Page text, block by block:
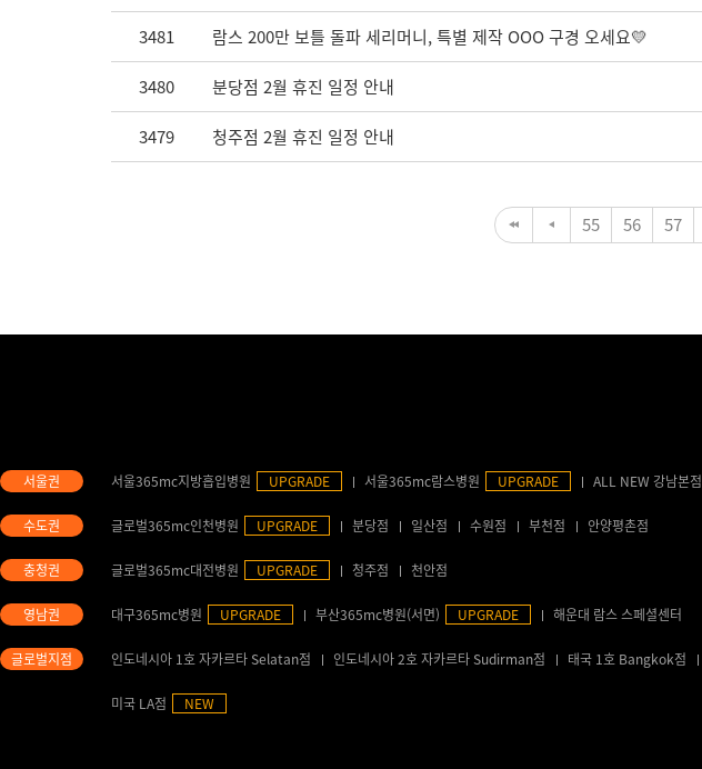
3481 람스 200만 보틀 돌파 세리머니, 특별 제작 OOO 구경 오세요💛
3480 분당점 2월 휴진 일정 안내
3479 청주점 2월 휴진 일정 안내
55 56 57
서울365mc지방흡입병원 UPGRADE 서울365mc람스병원 UPGRADE ALL NEW 강남본점
글로벌365mc인천병원 UPGRADE 분당점 일산점 수원점 부천점 안양평촌점
글로벌365mc대전병원 UPGRADE 청주점 천안점
대구365mc병원 UPGRADE 부산365mc병원(서면) UPGRADE 해운대 람스 스페셜센터
인도네시아 1호 자카르타 Selatan점 인도네시아 2호 자카르타 Sudirman점 태국 1호 Bangkok점
미국 LA점 NEW